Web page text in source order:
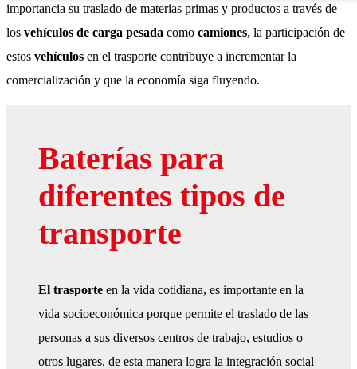
importancia su traslado de materias primas y productos a través de
los vehículos de carga pesada como camiones, la participación de
estos vehículos en el trasporte contribuye a incrementar la
comercialización y que la economía siga fluyendo.
Baterías para
diferentes tipos de
transporte
El trasporte en la vida cotidiana, es importante en la
vida socioeconómica porque permite el traslado de las
personas a sus diversos centros de trabajo, estudios o
otros lugares, de esta manera logra la integración social